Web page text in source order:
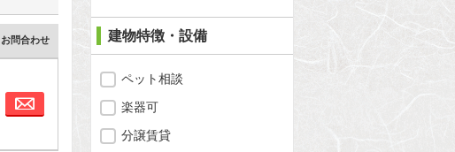
お問合わせ
お問合わせ
建物特徴・設備
ペット相談
楽器可
分譲賃貸